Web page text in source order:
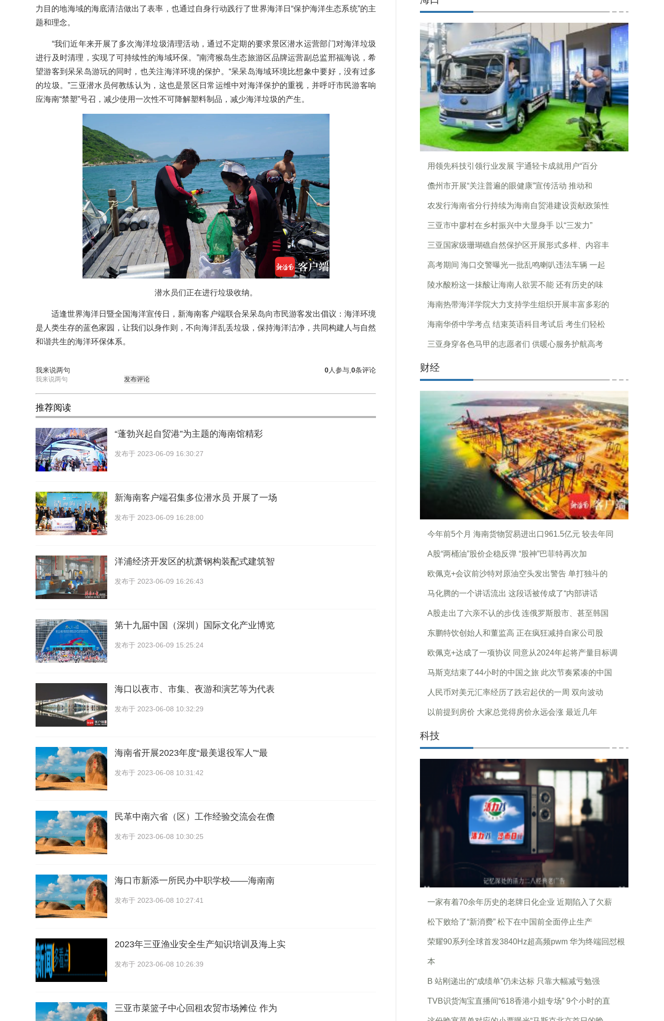
力目的地海域的海底清洁做出了表率，也通过自身行动践行了世界海洋日“保护海洋生态系统”的主
题和理念。
“我们近年来开展了多次海洋垃圾清理活动，通过不定期的要求景区潜水运营部门对海洋垃圾
进行及时清理，实现了可持续性的海域环保。”南湾猴岛生态旅游区品牌运营副总监邢福海说，希
望游客到呆呆岛游玩的同时，也关注海洋环境的保护。“呆呆岛海域环境比想象中要好，没有过多
的垃圾。”三亚潜水员何教练认为，这也是景区日常运维中对海洋保护的重视，并呼吁市民游客响
应海南“禁塑”号召，减少使用一次性不可降解塑料制品，减少海洋垃圾的产生。
潜水员们正在进行垃圾收纳。
适逢世界海洋日暨全国海洋宣传日，新海南客户端联合呆呆岛向市民游客发出倡议：海洋环境
是人类生存的蓝色家园，让我们以身作则，不向海洋乱丢垃圾，保持海洋洁净，共同构建人与自然
和谐共生的海洋环保体系。
我来说两句 0条评论
0人参与,
发布评论
推荐阅读
“蓬勃兴起自贸港”为主题的海南馆精彩
发布于 2023-06-09 16:30:27
新海南客户端召集多位潜水员 开展了一场
发布于 2023-06-09 16:28:00
洋浦经济开发区的杭萧钢构装配式建筑智
发布于 2023-06-09 16:26:43
第十九届中国（深圳）国际文化产业博览
发布于 2023-06-09 15:25:24
海口以夜市、市集、夜游和演艺等为代表
发布于 2023-06-08 10:32:29
海南省开展2023年度“最美退役军人”“最
发布于 2023-06-08 10:31:42
民革中南六省（区）工作经验交流会在儋
发布于 2023-06-08 10:30:25
海口市新添一所民办中职学校——海南南
发布于 2023-06-08 10:27:41
2023年三亚渔业安全生产知识培训及海上实
发布于 2023-06-08 10:26:39
三亚市菜篮子中心回租农贸市场摊位 作为
用领先科技引领行业发展 宇通轻卡成就用户“百分
儋州市开展“关注普遍的眼健康”宣传活动 推动和
农发行海南省分行持续为海南自贸港建设贡献政策性
三亚市中廖村在乡村振兴中大显身手 以“三发力”
三亚国家级珊瑚礁自然保护区开展形式多样、内容丰
高考期间 海口交警曝光一批乱鸣喇叭违法车辆 一起
陵水酸粉这一抹酸让海南人欲罢不能 还有历史的味
海南热带海洋学院大力支持学生组织开展丰富多彩的
海南华侨中学考点 结束英语科目考试后 考生们轻松
三亚身穿各色马甲的志愿者们 供暖心服务护航高考
财经
今年前5个月 海南货物贸易进出口961.5亿元 较去年同
A股“两桶油”股价企稳反弹 “股神”巴菲特再次加
欧佩克+会议前沙特对原油空头发出警告 单打独斗的
马化腾的一个讲话流出 这段话被传成了“内部讲话
A股走出了六亲不认的步伐 连俄罗斯股市、甚至韩国
东鹏特饮创始人和董监高 正在疯狂减持自家公司股
欧佩克+达成了一项协议 同意从2024年起将产量目标调
马斯克结束了44小时的中国之旅 此次节奏紧凑的中国
人民币对美元汇率经历了跌宕起伏的一周 双向波动
以前提到房价 大家总觉得房价永远会涨 最近几年
科技
一家有着70余年历史的老牌日化企业 近期陷入了欠薪
松下败给了“新消费” 松下在中国前全面停止生产
荣耀90系列全球首发3840Hz超高频pwm 华为终端回怼根
本
B 站刚递出的“成绩单”仍未达标 只靠大幅减亏勉强
TVB识货淘宝直播间“618香港小姐专场” 9个小时的直